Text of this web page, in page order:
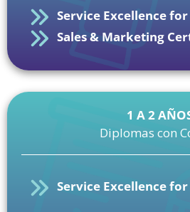
Service Excellence for
Sales & Marketing
1 A 2
Diplomas con
Service Excellence for